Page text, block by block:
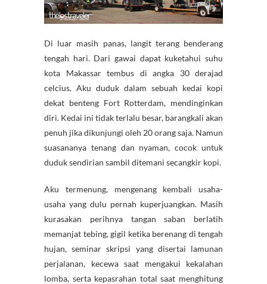
Di luar masih panas, langit terang benderang
tengah hari. Dari gawai dapat kuketahui suhu
kota Makassar tembus di angka 30 derajad
celcius. Aku duduk dalam sebuah kedai kopi
dekat benteng Fort Rotterdam, mendinginkan
diri. Kedai ini tidak terlalu besar, barangkali akan
penuh jika dikunjungi oleh 20 orang saja. Namun
suasananya tenang dan nyaman, cocok untuk
duduk sendirian sambil ditemani secangkir kopi.
Aku termenung, mengenang kembali usaha-
usaha yang dulu pernah kuperjuangkan. Masih
kurasakan perihnya tangan saban berlatih
memanjat tebing, gigil ketika berenang di tengah
hujan, seminar skripsi yang disertai lamunan
perjalanan, kecewa saat mengakui kekalahan
lomba, serta kepasrahan total saat menghitung